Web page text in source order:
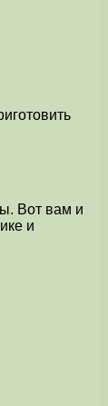
Вот вам и
и